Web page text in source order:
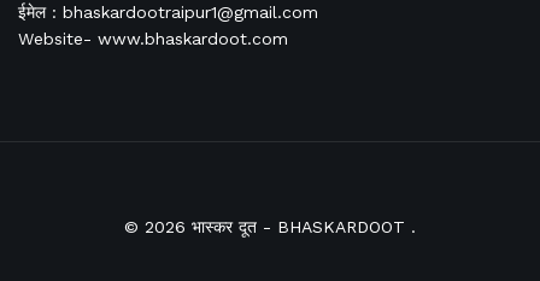
ईमेल : bhaskardootraipur1@gmail.com
Website- www.bhaskardoot.com
© 2026 भास्कर दूत - BHASKARDOOT .